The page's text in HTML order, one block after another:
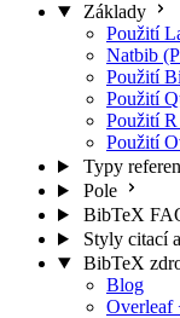
Základy
Použití
Natbib
Použití
Použití
Použití
Použití
Typy
Pole
BibTeX
Styly citací
BibTeX
Blog
Overleaf